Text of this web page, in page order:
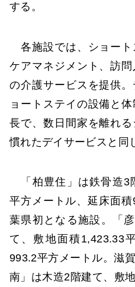
する。
各施設では、ショート
ケアマネジメント、訪
の介護サービスを提供
ョートステイの設備と
長で、数日間家を離れ
慣れたデイサービスと同
「柏豊住」は鉄骨造3
平方メートル、延床面
葉県初となる施設。「
て、敷地面積1,423.33
993.2平方メートル。滋
南」は木造2階建て、敷